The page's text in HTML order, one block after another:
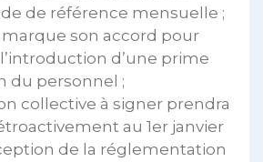
de référence mensuelle ;
marque son accord pour
d’une prime
du personnel ;
collective à signer prendra
au 1er janvier
de la réglementation